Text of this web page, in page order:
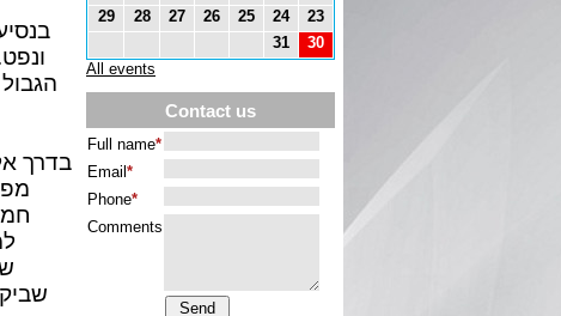
בדרך
23
24
25
26
27
28
29
30
31
All events
Contact us